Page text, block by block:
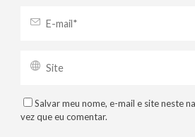
Salvar meu nome, e-mail e site neste
vez que eu comentar.